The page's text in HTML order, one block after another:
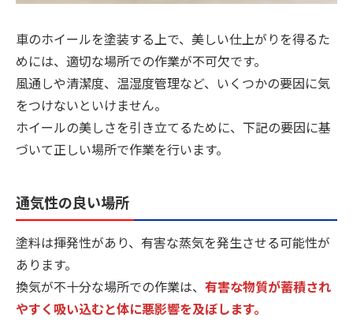
車のホイールを塗装する上で、美しい仕上がりを得るた
めには、適切な場所での作業が不可欠です。
風通しや清潔度、温湿度管理など、いくつかの要因に気
をつけないといけません。
ホイールの美しさを引き立てるために、下記の要因に基
づいて正しい場所で作業を行います。
通気性の良い場所
塗料は揮発性があり、有害な蒸気を発生させる可能性が
あります。
換気が不十分な場所での作業は、 有害な物質が蓄積され
やすく吸い込むと体に悪影響を及ぼします。